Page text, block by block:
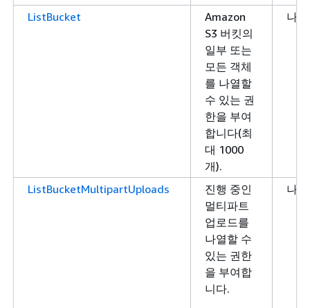
ListBucket
Amazon
S3 버킷의
일부 또는
모든 객체
를 나열할
수 있는 권
한을 부여
합니다(최
대 1000
개).
나열
ListBucketMultipartUploads
진행 중인
멀티파트
업로드를
나열할 수
있는 권한
을 부여합
니다.
나열